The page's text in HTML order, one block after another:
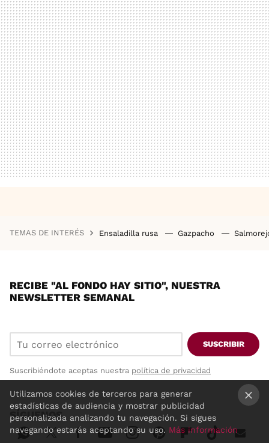
TEMAS DE INTERÉS Ensaladilla rusa Gazpacho
RECIBE "AL FONDO HAY SITIO", NUESTRA
NEWSLETTER SEMANAL
SUSCRIBIR
Suscribiéndote aceptas nuestra política de privacidad
SÍGUENOS
Utilizamos cookies de terceros para generar
estadísticas de audiencia y mostrar publicidad
personalizada analizando tu navegación. Si sigues
navegando estarás aceptando su uso. Más información